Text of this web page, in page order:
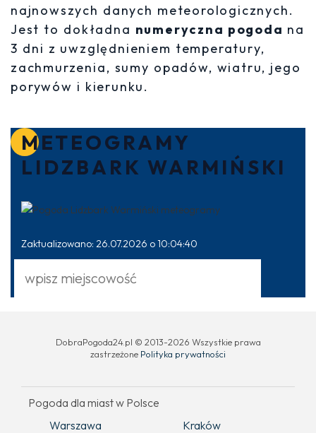
najnowszych danych meteorologicznych.
Jest to dokładna numeryczna pogoda na
3 dni z uwzględnieniem temperatury,
zachmurzenia, sumy opadów, wiatru, jego
porywów i kierunku.
METEOGRAMY
LIDZBARK WARMIŃSKI
Zaktualizowano: 26.07.2026 o 10:04:40
DobraPogoda24.pl © 2013-2026 Wszystkie prawa
zastrzeżone Polityka prywatności
Pogoda dla miast w Polsce
Warszawa
Kraków